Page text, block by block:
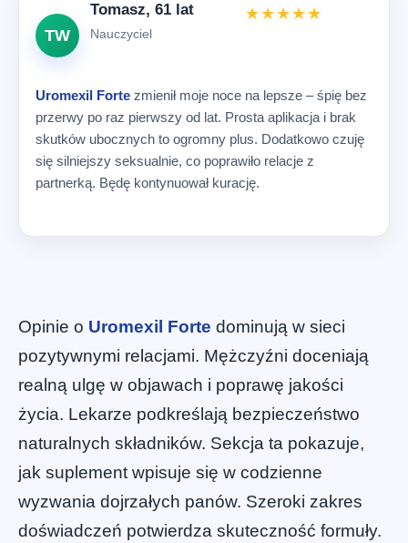
TW
Tomasz, 61 lat
Nauczyciel
★★★★★
Uromexil Forte zmienił moje noce na lepsze – śpię bez
przerwy po raz pierwszy od lat. Prosta aplikacja i brak
skutków ubocznych to ogromny plus. Dodatkowo czuję
się silniejszy seksualnie, co poprawiło relacje z
partnerką. Będę kontynuował kurację.
Opinie o Uromexil Forte dominują w sieci
pozytywnymi relacjami. Mężczyźni doceniają
realną ulgę w objawach i poprawę jakości
życia. Lekarze podkreślają bezpieczeństwo
naturalnych składników. Sekcja ta pokazuje,
jak suplement wpisuje się w codzienne
wyzwania dojrzałych panów. Szeroki zakres
doświadczeń potwierdza skuteczność formuły.